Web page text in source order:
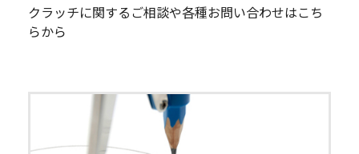
クラッチに関するご相談や各種お問い合わせはこち
らから